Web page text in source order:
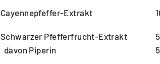
Cayennepfeffer-Extrakt
Schwarzer Pfefferfrucht-Extrakt
davon Piperin